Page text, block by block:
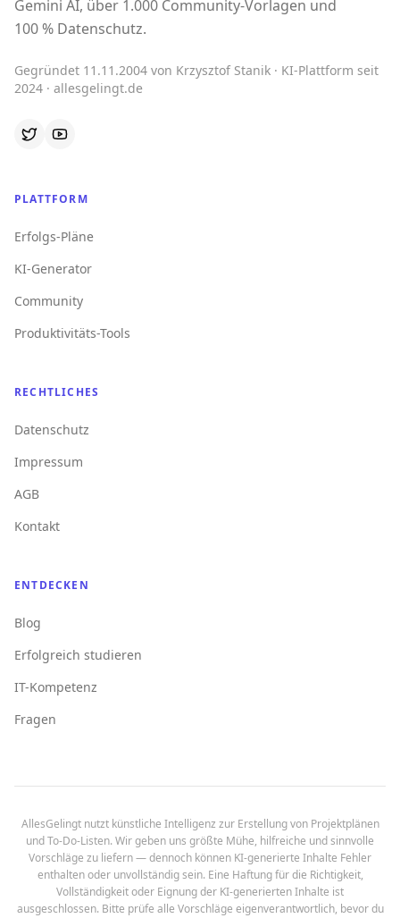
Gemini AI, über 1.000 Community-Vorlagen und
100 % Datenschutz.
Gegründet 11.11.2004 von Krzysztof Stanik · KI-Plattform seit
2024 · allesgelingt.de
PLATTFORM
Erfolgs-Pläne
KI-Generator
Community
Produktivitäts-Tools
RECHTLICHES
Datenschutz
Impressum
AGB
Kontakt
ENTDECKEN
Blog
Erfolgreich studieren
IT-Kompetenz
Fragen
AllesGelingt nutzt künstliche Intelligenz zur Erstellung von Projektplänen
und To-Do-Listen. Wir geben uns größte Mühe, hilfreiche und sinnvolle
Vorschläge zu liefern — dennoch können KI-generierte Inhalte Fehler
enthalten oder unvollständig sein. Eine Haftung für die Richtigkeit,
Vollständigkeit oder Eignung der KI-generierten Inhalte ist
ausgeschlossen. Bitte prüfe alle Vorschläge eigenverantwortlich, bevor du